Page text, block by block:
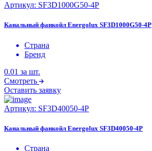
Артикул: SF3D1000G50-4P
Канальный фанкойл Energolux SF3D1000G50-4P
Страна
Бренд
0.01 за шт.
Смотреть
Оставить заявку
Артикул: SF3D40050-4P
Канальный фанкойл Energolux SF3D40050-4P
Страна